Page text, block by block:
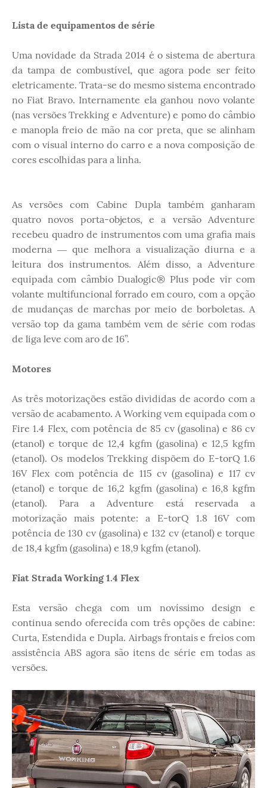
Lista de equipamentos de série
Uma novidade da Strada 2014 é o sistema de abertura
da tampa de combustível, que agora pode ser feito
eletricamente. Trata-se do mesmo sistema encontrado
no Fiat Bravo. Internamente ela ganhou novo volante
(nas versões Trekking e Adventure) e pomo do câmbio
e manopla freio de mão na cor preta, que se alinham
com o visual interno do carro e a nova composição de
cores escolhidas para a linha.
As versões com Cabine Dupla também ganharam
quatro novos porta-objetos, e a versão Adventure
recebeu quadro de instrumentos com uma grafia mais
moderna ― que melhora a visualização diurna e a
leitura dos instrumentos. Além disso, a Adventure
equipada com câmbio Dualogic® Plus pode vir com
volante multifuncional forrado em couro, com a opção
de mudanças de marchas por meio de borboletas. A
versão top da gama também vem de série com rodas
de liga leve com aro de 16”.
Motores
As três motorizações estão divididas de acordo com a
versão de acabamento. A Working vem equipada com o
Fire 1.4 Flex, com potência de 85 cv (gasolina) e 86 cv
(etanol) e torque de 12,4 kgfm (gasolina) e 12,5 kgfm
(etanol). Os modelos Trekking dispõem do E-torQ 1.6
16V Flex com potência de 115 cv (gasolina) e 117 cv
(etanol) e torque de 16,2 kgfm (gasolina) e 16,8 kgfm
(etanol). Para a Adventure está reservada a
motorização mais potente: a E-torQ 1.8 16V com
potência de 130 cv (gasolina) e 132 cv (etanol) e torque
de 18,4 kgfm (gasolina) e 18,9 kgfm (etanol).
Fiat Strada Working 1.4 Flex
Esta versão chega com um novíssimo design e
continua sendo oferecida com três opções de cabine:
Curta, Estendida e Dupla. Airbags frontais e freios com
assistência ABS agora são itens de série em todas as
versões.